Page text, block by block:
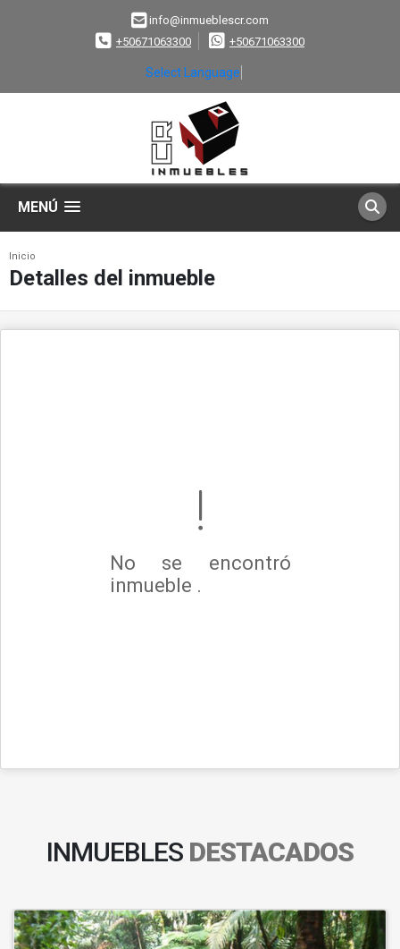
info@inmueblescr.com
+50671063300
+50671063300
Select Language
MENÚ
Inicio
Detalles del inmueble
No se encontró
inmueble .
INMUEBLES DESTACADOS